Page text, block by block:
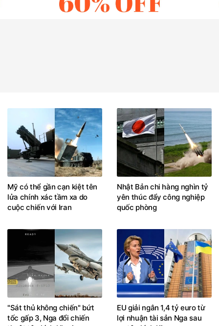
Mỹ có thể gần cạn kiệt tên
lửa chính xác tầm xa do
cuộc chiến với Iran
Nhật Bản chi hàng nghìn tỷ
yên thúc đẩy công nghiệp
quốc phòng
"Sát thủ không chiến" bứt
tốc gấp 3, Nga đổi chiến
EU giải ngân 1,4 tỷ euro từ
lợi nhuận tài sản Nga sau